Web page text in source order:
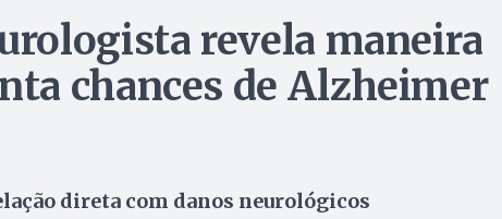
revela maneira
chances de Alzheimer
direta com danos neurológicos